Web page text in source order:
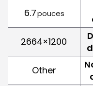
6.7pouces
2664×1200
Other